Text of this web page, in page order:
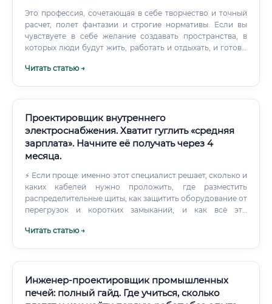
Это профессия, сочетающая в себе творчество и точный
расчет, полет фантазии и строгие нормативы. Если вы
чувствуете в себе желание создавать пространства, в
которых люди будут жить, работать и отдыхать, и готовы
увлекательному делу, эта статья – ваш путеводитель в
Читать статью →
Проектировщик внутреннего
электроснабжения. Хватит гуглить «средняя
зарплата». Начните её получать через 4
месяца.
⚡ Если проще: именно этот специалист решает, сколько и
каких кабелей нужно проложить, где разместить
распределительные щиты, как защитить оборудование от
перегрузок и коротких замыканий, и как всё это
соответствует действующим нормам. Работа
ЭС (электроснабжение), ЭМ (электромонтаж) и смежные
части.
Читать статью →
Инженер-проектировщик промышленных
печей: полный гайд. Где учиться, сколько